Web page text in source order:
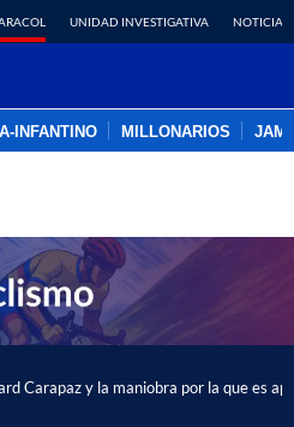
UNIDAD INVESTIGATIVA NOTICIAS
INFANTINO MILLONARIOS
Carapaz y la maniobra por la que es